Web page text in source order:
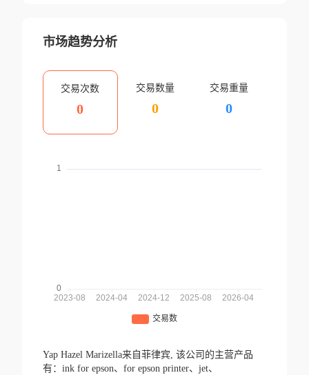
市场趋势分析
交易次数
0
交易数量
0
交易重量
0
Yap Hazel Marizella来自菲律宾, 该公司的主营产品
有：ink for epson、for epson printer、jet、